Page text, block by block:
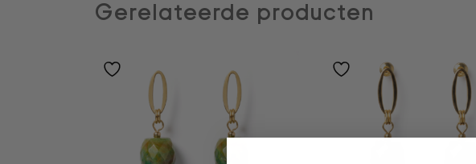
Gerelateerde producten